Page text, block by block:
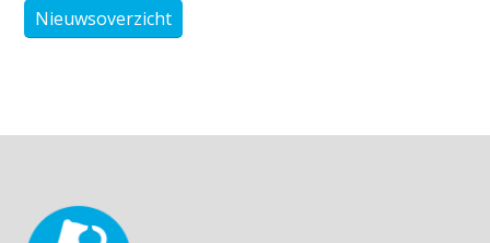
Nieuwsoverzicht